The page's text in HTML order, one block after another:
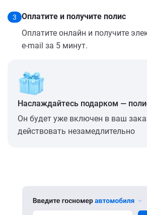
3
Оплатите и получите полис
Оплатите онлайн и получите
e-mail за 5 минут.
Наслаждайтесь подарком —
Он будет уже включен в ваш
действовать незамедлительно